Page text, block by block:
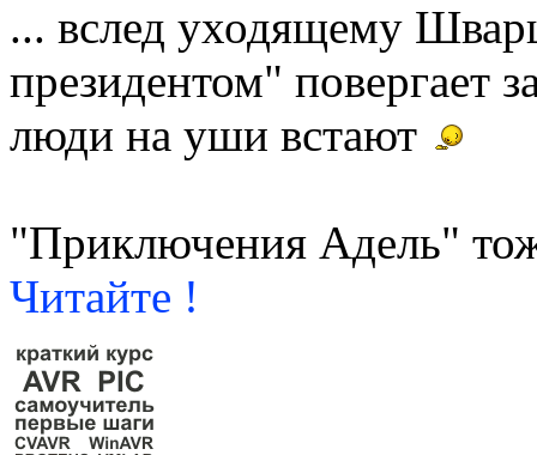
... вслед уходящему
президентом" повергает
люди на уши встают
"Приключения Адель"
Читайте !